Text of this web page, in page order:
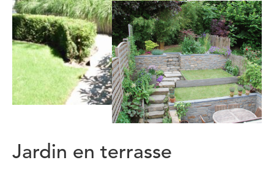
Jardin en terrasse